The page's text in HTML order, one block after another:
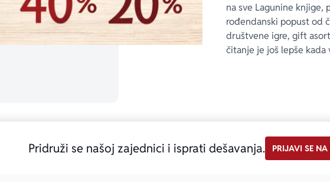
na sve Lagunine knjige,
rođendanski popust od
društvene igre, gift
čitanje je još lepše kada
Pridruži se našoj zajednici i isprati dešavanja. PRIJAVI SE NA